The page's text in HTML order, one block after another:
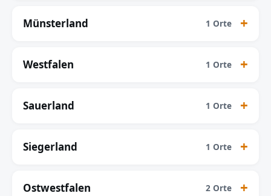
Münsterland 1 Orte
Westfalen 1 Orte
Sauerland 1 Orte
Siegerland 1 Orte
Ostwestfalen 2 Orte